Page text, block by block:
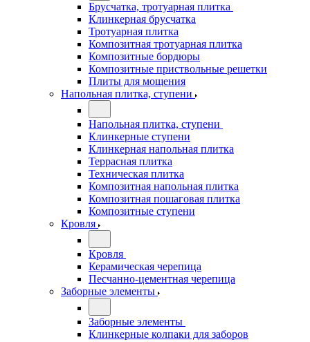
Брусчатка, тротуарная плитка
Клинкерная брусчатка
Тротуарная плитка
Композитная тротуарная плитка
Композитные бордюры
Композитные приствольные решетки
Плиты для мощения
Напольная плитка, ступени
Напольная плитка, ступени
Клинкерные ступени
Клинкерная напольная плитка
Террасная плитка
Техническая плитка
Композитная напольная плитка
Композитная пошаговая плитка
Композитные ступени
Кровля
Кровля
Керамическая черепица
Песчанно-цементная черепица
Заборные элементы
Заборные элементы
Клинкерные колпаки для заборов